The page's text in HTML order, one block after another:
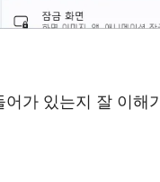
어가 있는지 잘 이해